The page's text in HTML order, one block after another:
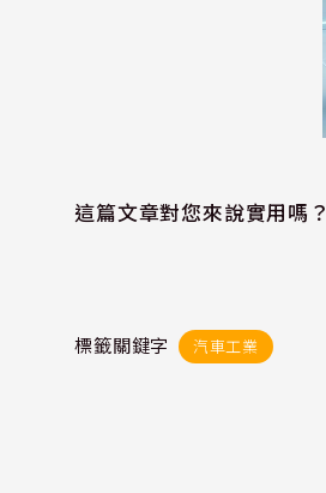
這篇文章對您來說實用嗎？
標籤關鍵字 汽車工業